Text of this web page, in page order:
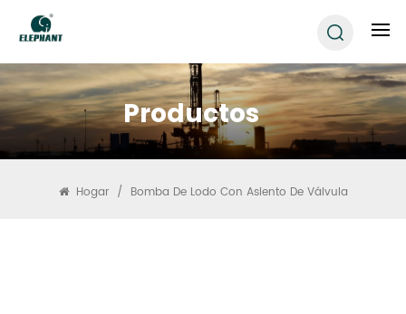
Productos
Hogar / Bomba De Lodo Con Asiento De Válvula